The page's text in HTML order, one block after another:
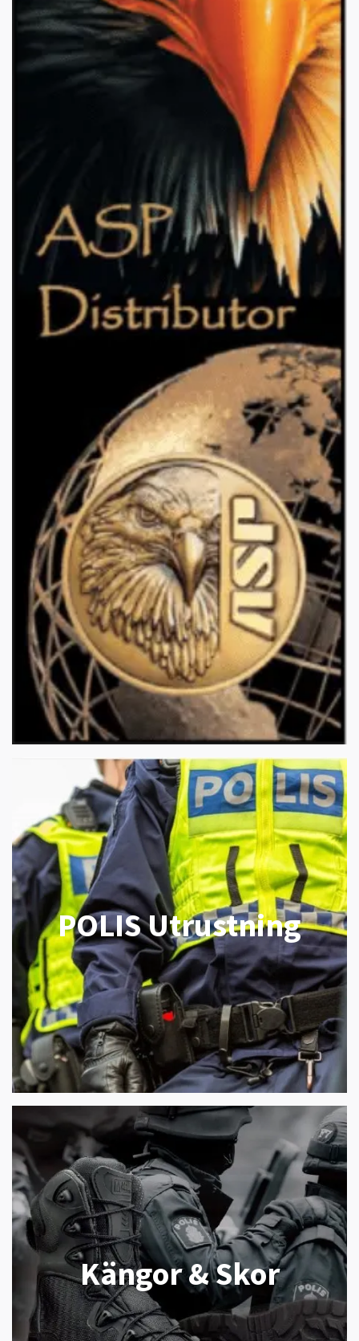
POLIS Utrustning
Kängor & Skor